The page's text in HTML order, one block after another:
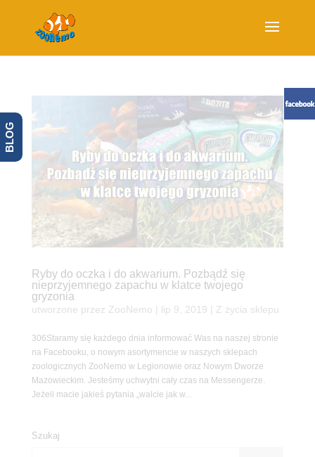
Ryby do oczka i do akwarium. Pozbądź się
nieprzyjemnego zapachu w klatce twojego
gryzonia
utworzone przez ZooNemo lip 9, 2019 Z życia sklepu
306Staramy się każdego dnia informować Was na naszej stronie
na Facebooku, o nowym asortymencie w naszych sklepach
zoologicznych ZooNemo w Legionowie oraz Nowym Dworze
Mazowieckim. Jesteśmy uchwytni cały czas na Messengerze.
Jeżeli macie jakieś pytania „walcie jak w...
Szukaj
BLOG